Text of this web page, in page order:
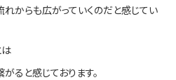
からも広がっていくのだと感じてい
がると感じております。